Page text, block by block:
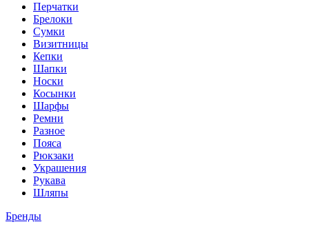
Перчатки
Брелоки
Сумки
Визитницы
Кепки
Шапки
Носки
Косынки
Шарфы
Ремни
Разное
Пояса
Рюкзаки
Украшения
Рукава
Шляпы
Бренды